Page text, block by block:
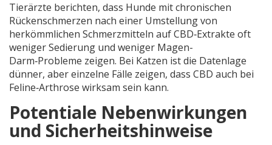
Tierärzte berichten, dass Hunde mit chronischen
Rückenschmerzen nach einer Umstellung von
herkömmlichen Schmerzmitteln auf CBD‑Extrakte oft
weniger Sedierung und weniger Magen-
Darm‑Probleme zeigen. Bei Katzen ist die Datenlage
dünner, aber einzelne Fälle zeigen, dass CBD auch bei
Feline‑Arthrose wirksam sein kann.
Potentiale Nebenwirkungen
und Sicherheitshinweise